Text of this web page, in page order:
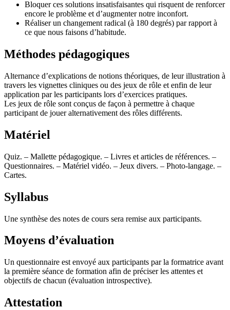
Bloquer ces solutions insatisfaisantes qui risquent de renforcer
encore le problème et d’augmenter notre inconfort.
Réaliser un changement radical (à 180 degrés) par rapport à
ce que nous faisons d’habitude.
Méthodes pédagogiques
Alternance d’explications de notions théoriques, de leur illustration à
travers les vignettes cliniques ou des jeux de rôle et enfin de leur
application par les participants lors d’exercices pratiques.
Les jeux de rôle sont conçus de façon à permettre à chaque
participant de jouer alternativement des rôles différents.
Matériel
Quiz. – Mallette pédagogique. – Livres et articles de références. –
Questionnaires. – Matériel vidéo. – Jeux divers. – Photo-langage. –
Cartes.
Syllabus
Une synthèse des notes de cours sera remise aux participants.
Moyens d’évaluation
Un questionnaire est envoyé aux participants par la formatrice avant
la première séance de formation afin de préciser les attentes et
objectifs de chacun (évaluation introspective).
Attestation